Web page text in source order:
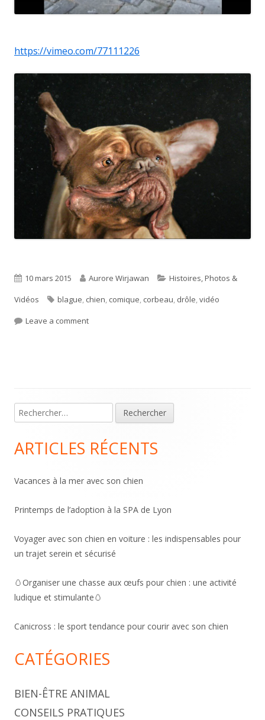
https://vimeo.com/77111226
Published
on
10 mars 2015 Author
Aurore Wirjawan Categories
Histoires, Photos &
Vidéos
Tags
blague chien comique corbeau drôle vidéo
Leave a commenton Drôles de vidéos de chiens !
Main
Sidebar
Rechercher :
ARTICLES RÉCENTS
Vacances à la mer avec son chien
Printemps de l’adoption à la SPA de Lyon
Voyager avec son chien en voiture : les indispensables pour
un trajet serein et sécurisé
🥚Organiser une chasse aux œufs pour chien : une activité
ludique et stimulante🥚
Canicross : le sport tendance pour courir avec son chien
CATÉGORIES
BIEN-ÊTRE ANIMAL
CONSEILS PRATIQUES